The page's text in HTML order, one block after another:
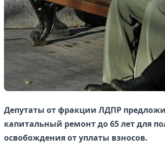
Депутаты от фракции ЛДПР
капитальный ремонт до 65 лет для
освобождения от уплаты взносов.